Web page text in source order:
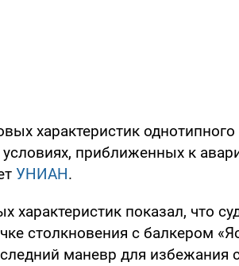
характеристик однотипного
приближенных к
УНИАН.
характеристик показал, что
столкновения с балкером
маневр для избежания